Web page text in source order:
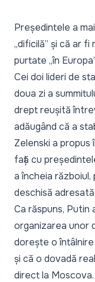
Președintele a
„dificilă” și că ar fi
purtate „în Europa
Cei doi lideri de
doua zi a
drept reușită
adăugând că a
Zelenski a propus
față cu
a încheia
deschisă
Ca răspuns, Putin
organizarea unor
dorește o
și că o dovadă
direct la Moscova.